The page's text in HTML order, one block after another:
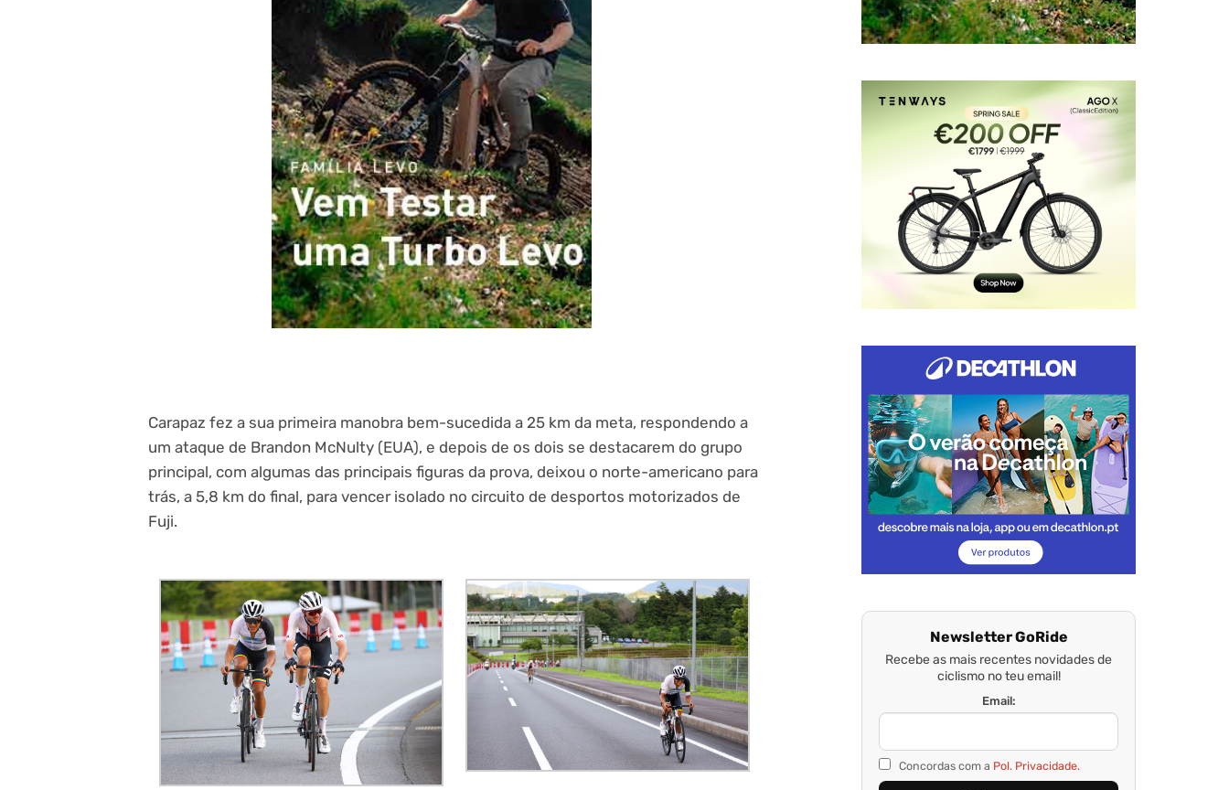
Carapaz fez a sua primeira manobra bem-sucedida a 25 km da meta, respondendo a
um ataque de Brandon McNulty (EUA), e depois de os dois se destacarem do grupo
principal, com algumas das principais figuras da prova, deixou o norte-americano para
trás, a 5,8 km do final, para vencer isolado no circuito de desportos motorizados de
Fuji.
Newsletter GoRide
Recebe as mais recentes novidades de
ciclismo no teu email!
Email:
Concordas com a Pol. Privacidade.